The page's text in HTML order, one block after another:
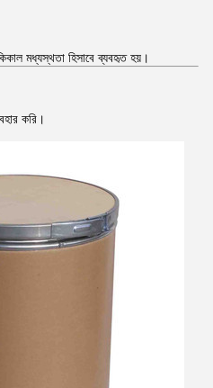
মধ্যস্থতা হিসাবে ব্যবহৃত হয়।
করি।